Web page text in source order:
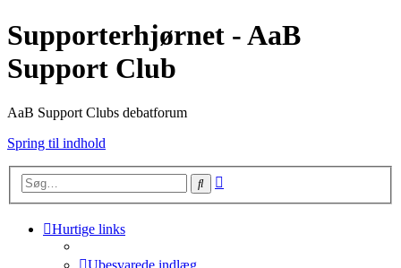
Supporterhjørnet - AaB
Support Club
AaB Support Clubs debatforum
Spring til indhold
Søg
Hurtige links